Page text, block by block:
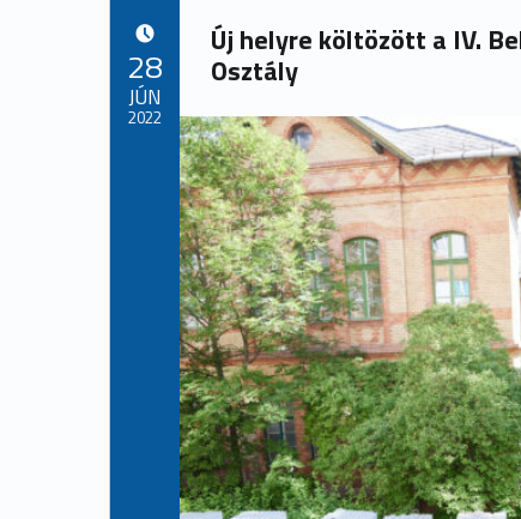
Új helyre költözött a IV.
Osztály
28
JÚN
2022